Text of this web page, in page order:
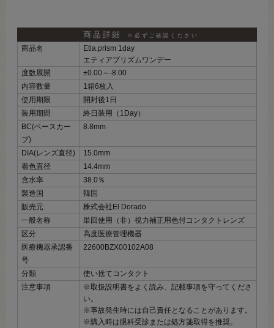
商品詳細 ※必ずご確認ください
商品名
Etia.prism 1day
エティアプリズムワンデー
度数展開
±0.00～‐8.00
内容数量
1箱6枚入
使用期限
開封後1日
装用期間
終日装用（1Day）
BC(ベースカー
ブ)
8.8mm
DIA(レンズ直径)
15.0mm
着色直径
14.4mm
含水率
38.0％
製造国
韓国
販売元
株式会社El Dorado
一般名称
単回使用（非）視力補正用色付コンタクトレンズ
区分
高度医療管理機器
医療機器承認番
号
22600BZX00102A08
分類
使い捨てコンタクト
注意事項
※取扱説明書をよく読み、記載事項を守ってくださ
い。
※事故発生時には自己責任となることがあります。
※購入時は眼科受診または処方箋取得を推奨。